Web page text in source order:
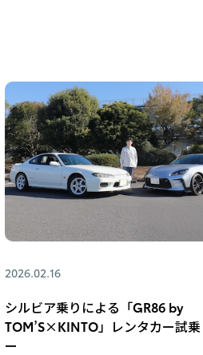
2026.02.16
シルビア乗りによる「GR86 by
TOM’S×KINTO」レンタカー試乗
ー